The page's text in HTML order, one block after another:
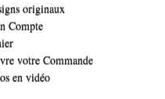
originaux
Compte
votre Commande
en vidéo